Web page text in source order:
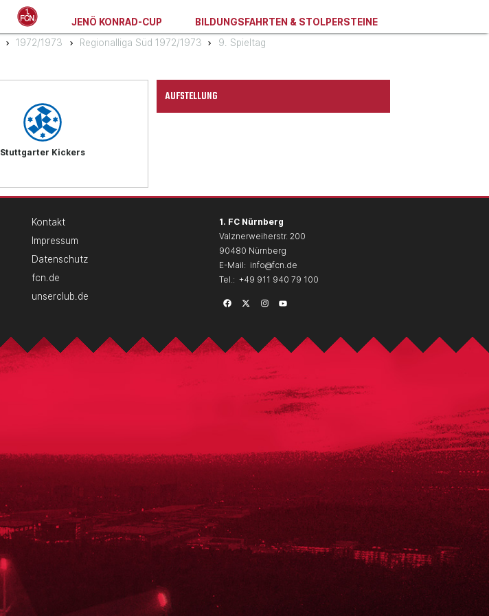
JENÖ KONRAD-CUP
BILDUNGSFAHRTEN & STOLPERSTEINE
1972/1973 Regionalliga Süd 1972/1973
9. Spieltag
Stuttgarter Kickers
AUFSTELLUNG
Kontakt
Impressum
Datenschutz
fcn.de
unserclub.de
1. FC Nürnberg
Valznerweiherstr. 200
90480 Nürnberg
E-Mail: info@fcn.de
Tel.: +49 911 940 79 100